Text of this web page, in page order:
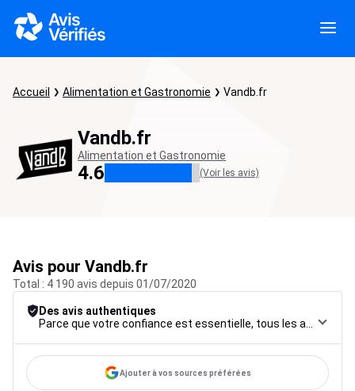
Accueil Alimentation et Gastronomie Vandb.fr
Vandb.fr
Alimentation et Gastronomie
4.6 (Voir les avis)
Avis pour Vandb.fr
Total : 4 190 avis depuis 01/07/2020
Des avis authentiques
Ajouter à vos sources préférées